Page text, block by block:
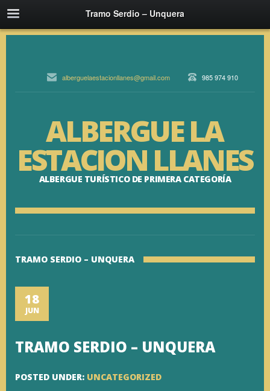
Tramo Serdio – Unquera
alberguelaestacionllanes@gmail.com 985 974 910
ALBERGUE LA
ESTACION LLANES
ALBERGUE TURÍSTICO DE PRIMERA CATEGORÍA
TRAMO SERDIO – UNQUERA
18
JUN
TRAMO SERDIO – UNQUERA
POSTED UNDER: UNCATEGORIZED